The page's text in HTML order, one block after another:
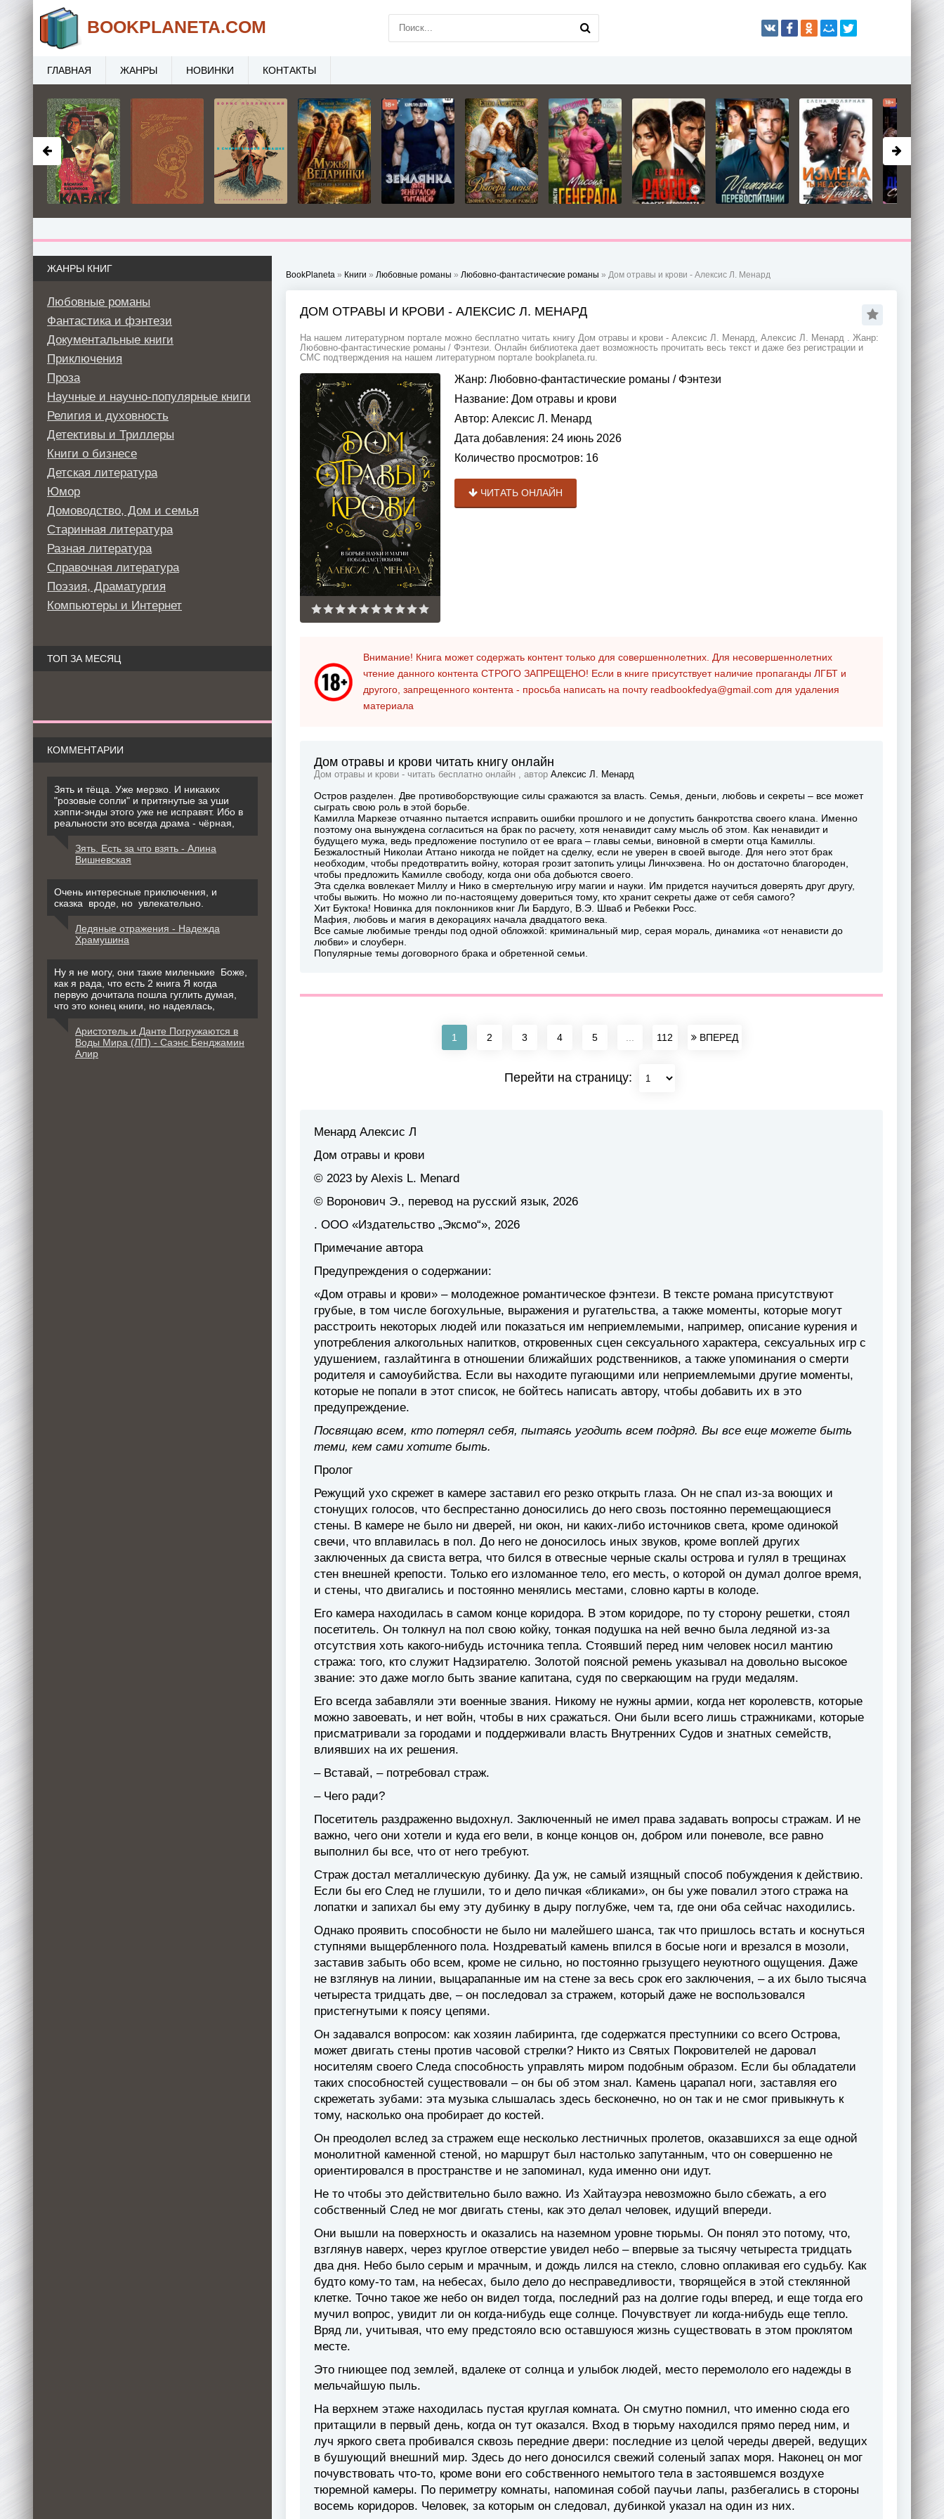
BookPlaneta » Книги » Любовные романы » Любовно-фантастические романы » Дом отравы и крови - Алексис Л. Менард
ДОМ ОТРАВЫ И КРОВИ - АЛЕКСИС Л. МЕНАРД
На нашем литературном портале можно бесплатно читать книгу Дом отравы и крови - Алексис Л. Менард, Алексис Л. Менард . Жанр:
Любовно-фантастические романы / Фэнтези. Онлайн библиотека дает возможность прочитать весь текст и даже без регистрации и
СМС подтверждения на нашем литературном портале bookplaneta.ru.
Жанр: Любовно-фантастические романы / Фэнтези
Название: Дом отравы и крови
Автор: Алексис Л. Менард
Дата добавления: 24 июнь 2026
Количество просмотров: 16
ЧИТАТЬ ОНЛАЙН
Внимание! Книга может содержать контент только для совершеннолетних. Для несовершеннолетних
чтение данного контента СТРОГО ЗАПРЕЩЕНО! Если в книге присутствует наличие пропаганды ЛГБТ и
другого, запрещенного контента - просьба написать на почту readbookfedya@gmail.com для удаления
материала
Дом отравы и крови читать книгу онлайн
Дом отравы и крови - читать бесплатно онлайн , автор Алексис Л. Менард
Остров разделен. Две противоборствующие силы сражаются за власть. Семья, деньги, любовь и секреты – все может
сыграть свою роль в этой борьбе.
Камилла Маркезе отчаянно пытается исправить ошибки прошлого и не допустить банкротства своего клана. Именно
поэтому она вынуждена согласиться на брак по расчету, хотя ненавидит саму мысль об этом. Как ненавидит и
будущего мужа, ведь предложение поступило от ее врага – главы семьи, виновной в смерти отца Камиллы.
Безжалостный Николаи Аттано никогда не пойдет на сделку, если не уверен в своей выгоде. Для него этот брак
необходим, чтобы предотвратить войну, которая грозит затопить улицы Линчхэвена. Но он достаточно благороден,
чтобы предложить Камилле свободу, когда они оба добьются своего.
Эта сделка вовлекает Миллу и Нико в смертельную игру магии и науки. Им придется научиться доверять друг другу,
чтобы выжить. Но можно ли по-настоящему довериться тому, кто хранит секреты даже от себя самого?
Хит Буктока! Новинка для поклонников книг Ли Бардуго, В.Э. Шваб и Ребекки Росс.
Мафия, любовь и магия в декорациях начала двадцатого века.
Все самые любимые тренды под одной обложкой: криминальный мир, серая мораль, динамика «от ненависти до
любви» и слоуберн.
Популярные темы договорного брака и обретенной семьи.
1 2 3 4 5 112 ВПЕРЕД
Перейти на страницу:
Менард Алексис Л
Дом отравы и крови
© 2023 by Alexis L. Menard
© Воронович Э., перевод на русский язык, 2026
. ООО «Издательство „Эксмо“», 2026
Примечание автора
Предупреждения о содержании:
«Дом отравы и крови» – молодежное романтическое фэнтези. В тексте романа присутствуют
грубые, в том числе богохульные, выражения и ругательства, а также моменты, которые могут
расстроить некоторых людей или показаться им неприемлемыми, например, описание курения и
употребления алкогольных напитков, откровенных сцен сексуального характера, сексуальных игр с
удушением, газлайтинга в отношении ближайших родственников, а также упоминания о смерти
родителя и самоубийства. Если вы находите пугающими или неприемлемыми другие моменты,
которые не попали в этот список, не бойтесь написать автору, чтобы добавить их в это
предупреждение.
Посвящаю всем, кто потерял себя, пытаясь угодить всем подряд. Вы все еще можете быть
теми, кем сами хотите быть.
Пролог
Режущий ухо скрежет в камере заставил его резко открыть глаза. Он не спал из-за воющих и
стонущих голосов, что беспрестанно доносились до него свозь постоянно перемещающиеся
стены. В камере не было ни дверей, ни окон, ни каких-либо источников света, кроме одинокой
свечи, что вплавилась в пол. До него не доносилось иных звуков, кроме воплей других
заключенных да свиста ветра, что бился в отвесные черные скалы острова и гулял в трещинах
стен внешней крепости. Только его изломанное тело, его месть, о которой он думал долгое время,
и стены, что двигались и постоянно менялись местами, словно карты в колоде.
Его камера находилась в самом конце коридора. В этом коридоре, по ту сторону решетки, стоял
посетитель. Он толкнул на пол свою койку, тонкая подушка на ней вечно была ледяной из-за
отсутствия хоть какого-нибудь источника тепла. Стоявший перед ним человек носил мантию
стража: того, кто служит Надзирателю. Золотой поясной ремень указывал на довольно высокое
звание: это даже могло быть звание капитана, судя по сверкающим на груди медалям.
Его всегда забавляли эти военные звания. Никому не нужны армии, когда нет королевств, которые
можно завоевать, и нет войн, чтобы в них сражаться. Они были всего лишь стражниками, которые
присматривали за городами и поддерживали власть Внутренних Судов и знатных семейств,
влиявших на их решения.
– Вставай, – потребовал страж.
– Чего ради?
Посетитель раздраженно выдохнул. Заключенный не имел права задавать вопросы стражам. И не
важно, чего они хотели и куда его вели, в конце концов он, добром или поневоле, все равно
выполнил бы все, что от него требуют.
Страж достал металлическую дубинку. Да уж, не самый изящный способ побуждения к действию.
Если бы его След не глушили, то и дело пичкая «бликами», он бы уже повалил этого стража на
лопатки и запихал бы ему эту дубинку в дыру поглубже, чем та, где они оба сейчас находились.
Однако проявить способности не было ни малейшего шанса, так что пришлось встать и коснуться
ступнями выщербленного пола. Ноздреватый камень впился в босые ноги и врезался в мозоли,
заставив забыть обо всем, кроме не сильно, но постоянно грызущего неуютного ощущения. Даже
не взглянув на линии, выцарапанные им на стене за весь срок его заключения, – а их было тысяча
четыреста тридцать две, – он последовал за стражем, который даже не воспользовался
пристегнутыми к поясу цепями.
Он задавался вопросом: как хозяин лабиринта, где содержатся преступники со всего Острова,
может двигать стены против часовой стрелки? Никто из Святых Покровителей не даровал
носителям своего Следа способность управлять миром подобным образом. Если бы обладатели
таких способностей существовали – он бы об этом знал. Камень царапал ноги, заставляя его
скрежетать зубами: эта музыка слышалась здесь бесконечно, но он так и не смог привыкнуть к
тому, насколько она пробирает до костей.
Он преодолел вслед за стражем еще несколько лестничных пролетов, оказавшихся за еще одной
монолитной каменной стеной, но маршрут был настолько запутанным, что он совершенно не
ориентировался в пространстве и не запоминал, куда именно они идут.
Не то чтобы это действительно было важно. Из Хайтауэра невозможно было сбежать, а его
собственный След не мог двигать стены, как это делал человек, идущий впереди.
Они вышли на поверхность и оказались на наземном уровне тюрьмы. Он понял это потому, что,
взглянув наверх, через круглое отверстие увидел небо – впервые за тысячу четыреста тридцать
два дня. Небо было серым и мрачным, и дождь лился на стекло, словно оплакивая его судьбу. Как
будто кому-то там, на небесах, было дело до несправедливости, творящейся в этой стеклянной
клетке. Точно такое же небо он видел тогда, последний раз на долгие годы вперед, и еще тогда его
мучил вопрос, увидит ли он когда-нибудь еще солнце. Почувствует ли когда-нибудь еще тепло.
Вряд ли, учитывая, что ему предстояло всю оставшуюся жизнь существовать в этом проклятом
месте.
Это гниющее под землей, вдалеке от солнца и улыбок людей, место перемололо его надежды в
мельчайшую пыль.
На верхнем этаже находилась пустая круглая комната. Он смутно помнил, что именно сюда его
притащили в первый день, когда он тут оказался. Вход в тюрьму находился прямо перед ним, и
луч яркого света пробивался сквозь передние двери: последние из целой череды дверей, ведущих
в бушующий внешний мир. Здесь до него доносился свежий соленый запах моря. Наконец он мог
почувствовать что-то, кроме вони его собственного немытого тела в застоявшемся воздухе
тюремной камеры. По периметру комнаты, напоминая собой паучьи лапы, разбегались в стороны
восемь коридоров. Человек, за которым он следовал, дубинкой указал на один из них.
ЖАНРЫ КНИГ
Любовные романы
Фантастика и фэнтези
Документальные книги
Приключения
Проза
Научные и научно-популярные книги
Религия и духовность
Детективы и Триллеры
Книги о бизнесе
Детская литература
Юмор
Домоводство, Дом и семья
Старинная литература
Разная литература
Справочная литература
Поэзия, Драматургия
Компьютеры и Интернет
ТОП ЗА МЕСЯЦ
КОММЕНТАРИИ
Зять и тёща. Уже мерзко. И никаких
"розовые сопли" и притянутые за уши
хэппи-энды этого уже не исправят. Ибо в
реальности это всегда драма - чёрная,
Зять. Есть за что взять - Алина
Вишневская
Очень интересные приключения, и
сказка вроде, но увлекательно.
Ледяные отражения - Надежда
Храмушина
Ну я не могу, они такие миленькие Боже,
как я рада, что есть 2 книга Я когда
первую дочитала пошла гуглить думая,
что это конец книги, но надеялась,
Аристотель и Данте Погружаются в
Воды Мира (ЛП) - Саэнс Бенджамин
Алир
BOOKPLANETA.COM
ГЛАВНАЯ ЖАНРЫ НОВИНКИ КОНТАКТЫ